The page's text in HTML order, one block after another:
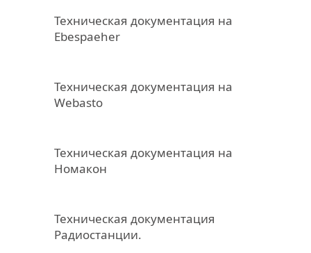
Техническая документация на
Ebespaeher
Техническая документация на
Webasto
Техническая документация на
Номакон
Техническая документация
Радиостанции.